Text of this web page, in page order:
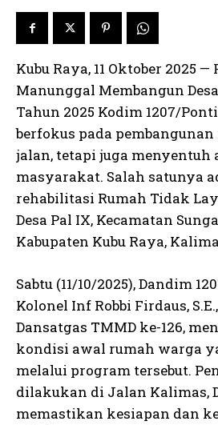
Kubu Raya, 11 Oktober 2025
Manunggal Membangun
Tahun 2025 Kodim 1207/
berfokus pada
jalan, tetapi juga menyentuh
masyarakat. Salah satunya
rehabilitasi Rumah Tidak
Desa Pal IX, Kecamatan
Kabupaten Kubu Raya,
Sabtu (11/10/2025), Dandim
Kolonel Inf Robbi Firdaus,
Dansatgas TMMD ke-126,
kondisi awal rumah warga
melalui program tersebut.
dilakukan di Jalan Kalimas,
memastikan kesiapan dan